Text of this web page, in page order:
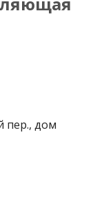
пер., дом